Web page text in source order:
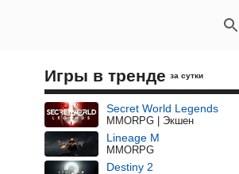
Игры в тренде за сутки
Secret World Legends
MMORPG | Экшен
Lineage M
MMORPG
Destiny 2